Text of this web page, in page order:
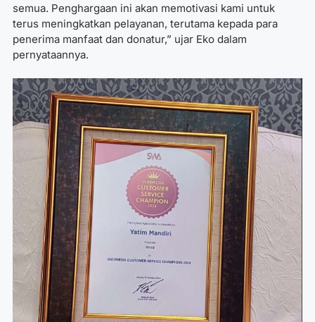
semua. Penghargaan ini akan memotivasi kami untuk
terus meningkatkan pelayanan, terutama kepada para
penerima manfaat dan donatur,” ujar Eko dalam
pernyataannya.